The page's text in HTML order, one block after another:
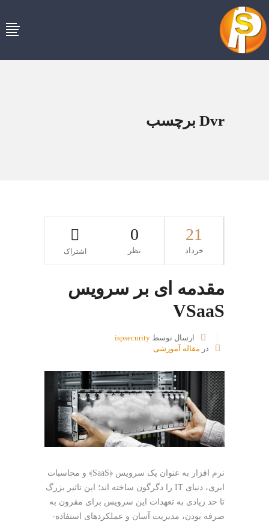
Dvr برچسب
21
خرداد
0
نظر اشتراک
مقدمه ای بر سرویس
VSaaS
ارسال توسط ispsecurity
در مقاله آموزشی
نرم افزار به عنوان یک سرویس ﴿SaaS﴾ و محاسبات
ابری، دنیای IT را دگرگون ساخته اند؛ این تاثیر بزرگ
تا حد زیادی به تعهدات این سرویس برای مقرون به
صرفه بودن، مدیریت آسان و عملکردهای استفاده-